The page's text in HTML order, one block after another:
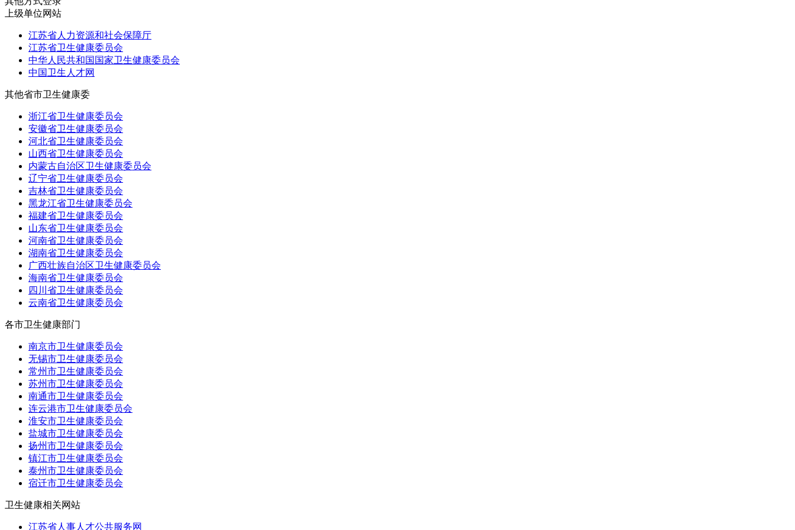
上级单位网站
江苏省人力资源和社会保障厅
江苏省卫生健康委员会
中华人民共和国国家卫生健康委员会
中国卫生人才网
其他省市卫生健康委
浙江省卫生健康委员会
安徽省卫生健康委员会
河北省卫生健康委员会
山西省卫生健康委员会
内蒙古自治区卫生健康委员会
辽宁省卫生健康委员会
吉林省卫生健康委员会
黑龙江省卫生健康委员会
福建省卫生健康委员会
山东省卫生健康委员会
河南省卫生健康委员会
湖南省卫生健康委员会
广西壮族自治区卫生健康委员会
海南省卫生健康委员会
四川省卫生健康委员会
云南省卫生健康委员会
各市卫生健康部门
南京市卫生健康委员会
无锡市卫生健康委员会
常州市卫生健康委员会
苏州市卫生健康委员会
南通市卫生健康委员会
连云港市卫生健康委员会
淮安市卫生健康委员会
盐城市卫生健康委员会
扬州市卫生健康委员会
镇江市卫生健康委员会
泰州市卫生健康委员会
宿迁市卫生健康委员会
卫生健康相关网站
江苏省人事人才公共服务网